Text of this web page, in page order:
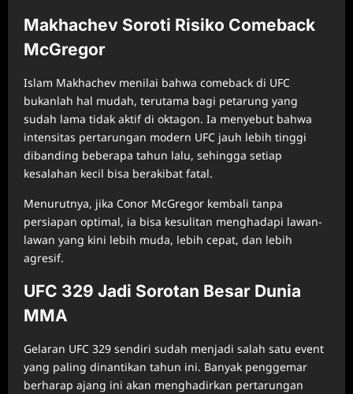
Makhachev Soroti Risiko Comeback
McGregor
Islam Makhachev menilai bahwa comeback di UFC
bukanlah hal mudah, terutama bagi petarung yang
sudah lama tidak aktif di oktagon. Ia menyebut bahwa
intensitas pertarungan modern UFC jauh lebih tinggi
dibanding beberapa tahun lalu, sehingga setiap
kesalahan kecil bisa berakibat fatal.
Menurutnya, jika Conor McGregor kembali tanpa
persiapan optimal, ia bisa kesulitan menghadapi lawan-
lawan yang kini lebih muda, lebih cepat, dan lebih
agresif.
UFC 329 Jadi Sorotan Besar Dunia
MMA
Gelaran UFC 329 sendiri sudah menjadi salah satu event
yang paling dinantikan tahun ini. Banyak penggemar
berharap ajang ini akan menghadirkan pertarungan